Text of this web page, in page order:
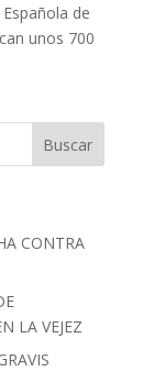
de
unos 700
CONTRA
LA VEJEZ